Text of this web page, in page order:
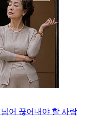
어 끊어내야 할 사람